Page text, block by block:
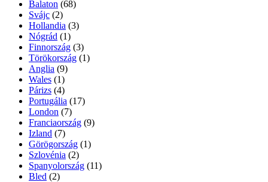
Balaton (68)
Svájc (2)
Hollandia (3)
Nógrád (1)
Finnország (3)
Törökország (1)
Anglia (9)
Wales (1)
Párizs (4)
Portugália (17)
London (7)
Franciaország (9)
Izland (7)
Görögország (1)
Szlovénia (2)
Spanyolország (11)
Bled (2)